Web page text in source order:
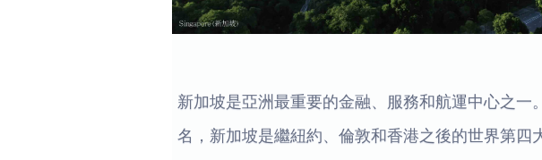
新加坡是亞洲最重要的金融、服務和航運中心之一
名，新加坡是繼紐約、倫敦和香港之後的世界第四